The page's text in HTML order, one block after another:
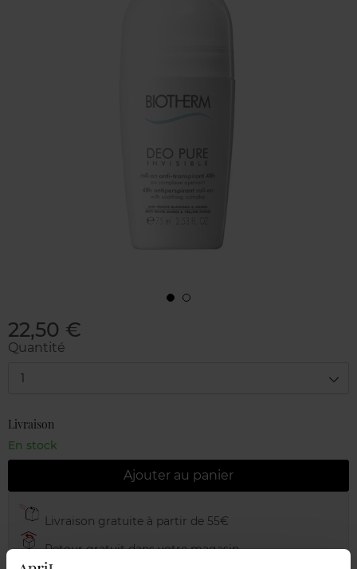
22,50 €
Quantité
1
Livraison
En stock
Ajouter au panier
Livraison gratuite à partir de 55€
Retour gratuit dans votre magasin